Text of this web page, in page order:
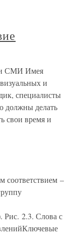
и СМИ Имея
и
специалисты
должны делать
свои время и
соответствием –
2.3. Слова с